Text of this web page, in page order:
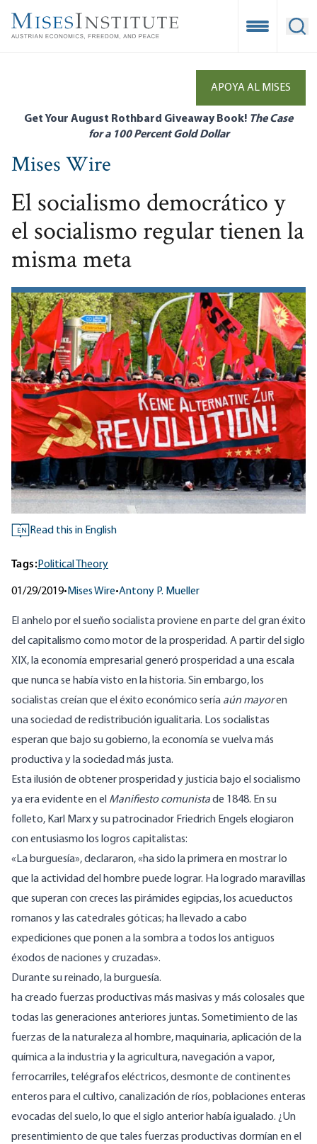
main
Open
APOYA AL MISES
Get Your August Rothbard Giveaway Book! The Case
for a 100 Percent Gold Dollar
Mises Wire
El socialismo democrático y
el socialismo regular tienen la
misma meta
EN Read this in English
Tags:Political Theory
01/29/2019• Mises Wire•Antony P. Mueller
El anhelo por el sueño socialista proviene en parte del gran éxito
del capitalismo como motor de la prosperidad. A partir del siglo
XIX, la economía empresarial generó prosperidad a una escala
que nunca se había visto en la historia. Sin embargo, los
socialistas creían que el éxito económico sería aún mayoren
una sociedad de redistribución igualitaria. Los socialistas
esperan que bajo su gobierno, la economía se vuelva más
productiva y la sociedad más justa.
Esta ilusión de obtener prosperidad y justicia bajo el socialismo
ya era evidente en el Manifiesto comunistade 1848. En su
folleto, Karl Marx y su patrocinador Friedrich Engels elogiaron
con entusiasmo los logros capitalistas:
«La burguesía», declararon, «ha sido la primera en mostrar lo
que la actividad del hombre puede lograr. Ha logrado maravillas
que superan con creces las pirámides egipcias, los acueductos
romanos y las catedrales góticas; ha llevado a cabo
expediciones que ponen a la sombra a todos los antiguos
éxodos de naciones y cruzadas».
Durante su reinado, la burguesía.
ha creado fuerzas productivas más masivas y más colosales que
todas las generaciones anteriores juntas. Sometimiento de las
fuerzas de la naturaleza al hombre, maquinaria, aplicación de la
química a la industria y la agricultura, navegación a vapor,
ferrocarriles, telégrafos eléctricos, desmonte de continentes
enteros para el cultivo, canalización de ríos, poblaciones enteras
evocadas del suelo, lo que el siglo anterior había igualado. ¿Un
presentimiento de que tales fuerzas productivas dormían en el